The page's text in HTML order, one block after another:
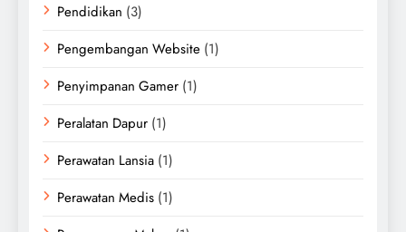
Pendidikan (3)
Pengembangan Website (1)
Penyimpanan Gamer (1)
Peralatan Dapur (1)
Perawatan Lansia (1)
Perawatan Medis (1)